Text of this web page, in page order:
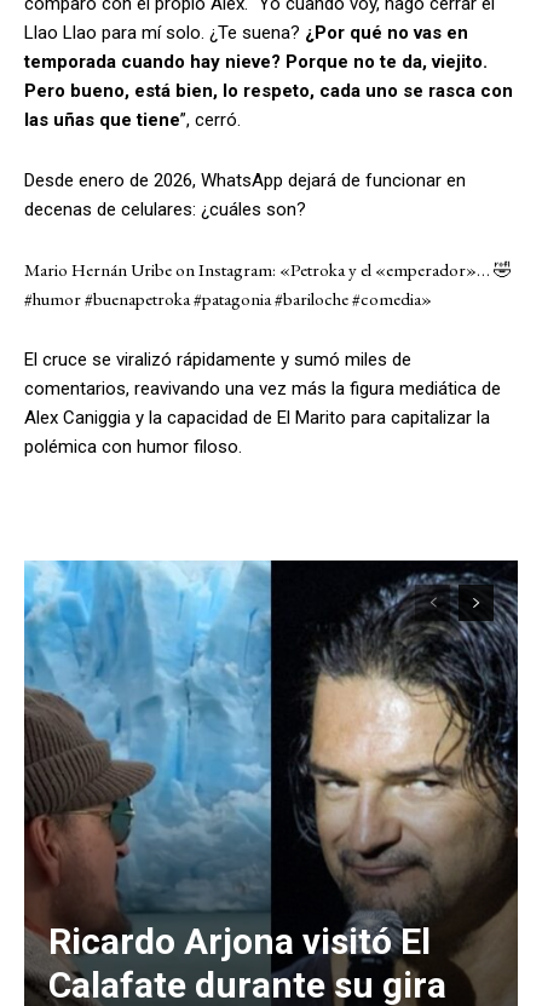
Llao Llao para mí solo. ¿Te suena? ¿Por qué no vas en
temporada cuando hay nieve? Porque no te da, viejito.
Pero bueno, está bien, lo respeto, cada uno se rasca con
las uñas que tiene”, cerró.
Desde enero de 2026, WhatsApp dejará de funcionar en
decenas de celulares: ¿cuáles son?
Mario Hernán Uribe on Instagram: «Petroka y el «emperador»… 🤣
#humor #buenapetroka #patagonia #bariloche #comedia»
El cruce se viralizó rápidamente y sumó miles de
comentarios, reavivando una vez más la figura mediática de
Alex Caniggia y la capacidad de El Marito para capitalizar la
polémica con humor filoso.
Ricardo Arjona visitó El
Calafate durante su gira